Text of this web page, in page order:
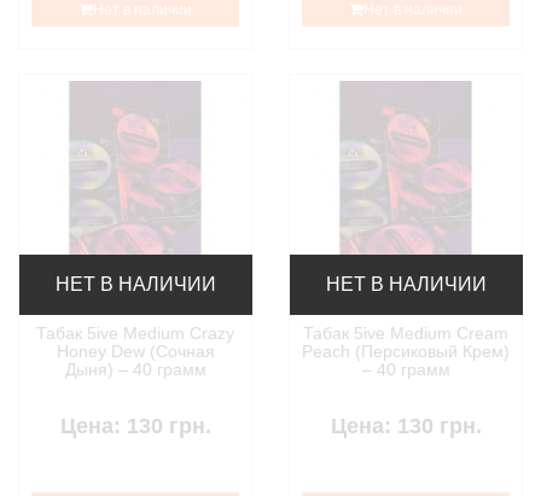
Нет в наличии Нет в наличии
НЕТ В НАЛИЧИИ
Табак 5ive Medium Crazy
Honey Dew (Сочная
Дыня) – 40 грамм
Цена: 130 грн.
НЕТ В НАЛИЧИИ
Табак 5ive Medium Cream
Peach (Персиковый Крем)
– 40 грамм
Цена: 130 грн.